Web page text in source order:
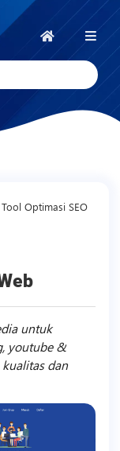
होम
Tool Optimasi SEO
untuk
youtube &
dan